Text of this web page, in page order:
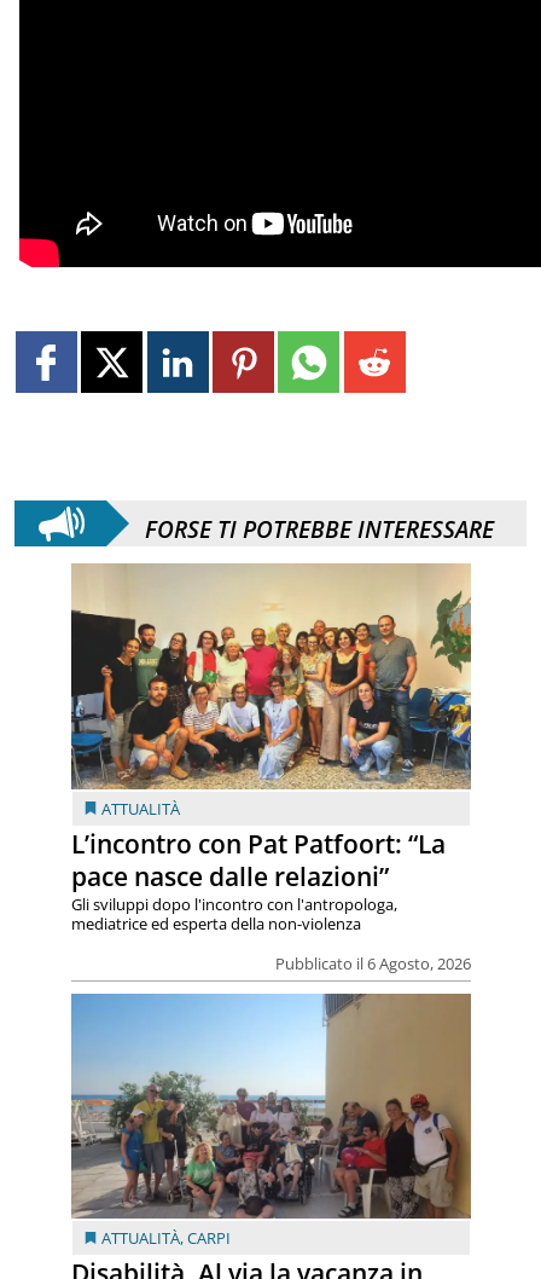
FORSE TI POTREBBE INTERESSARE
ATTUALITÀ
L’incontro con Pat Patfoort: “La
pace nasce dalle relazioni”
Pubblicato il 6 Agosto, 2026
Gli sviluppi dopo l'incontro con l'antropologa,
mediatrice ed esperta della non-violenza
ATTUALITÀ,CARPI